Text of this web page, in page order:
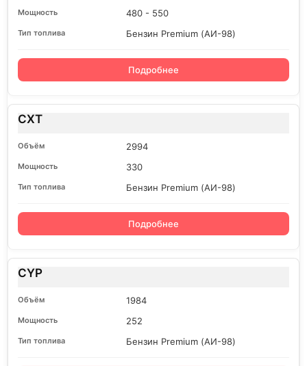
480 - 550
Бензин Premium (АИ-98)
Подробнее
CXT
2994
330
Бензин Premium (АИ-98)
Подробнее
CYP
1984
252
Бензин Premium (АИ-98)